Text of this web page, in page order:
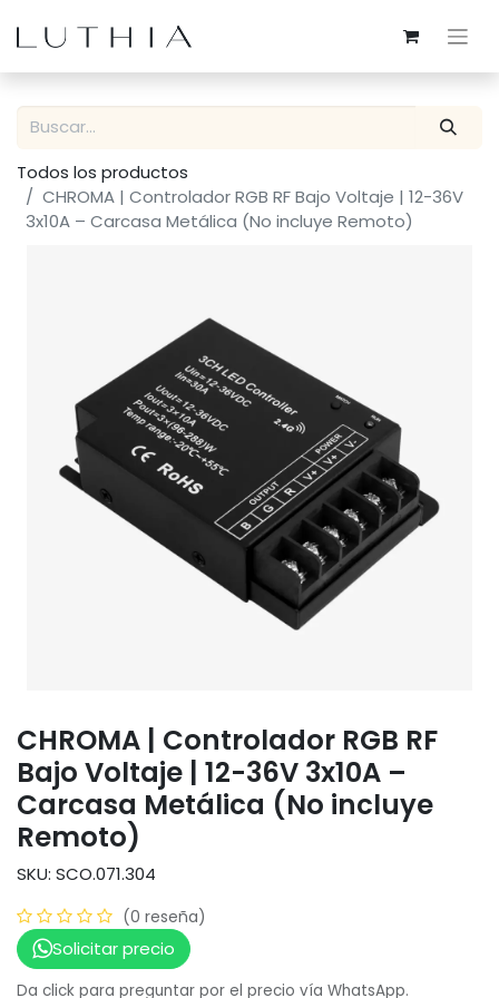
Todos los productos
CHROMA | Controlador RGB RF Bajo Voltaje | 12-36V
3x10A – Carcasa Metálica (No incluye Remoto)
CHROMA | Controlador RGB RF
Bajo Voltaje | 12-36V 3x10A –
Carcasa Metálica (No incluye
Remoto)
SKU: SCO.071.304
(0 reseña)
Solicitar precio
Da click para preguntar por el precio vía WhatsApp.